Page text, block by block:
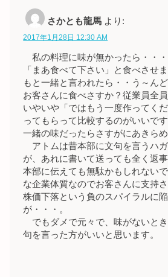
さかとも龍馬 より:
2017年1月28日 12:30 AM
私の料理に味が無かったら・・
「まあ食べて下さい」と食べさせ
もと一緒と言われたら・・う～ん
お客さんに食べさすか？従業員全
いやいや「ではもう一度作ってく
ってもらって比較するのがいいで
一緒の味だったらさすがにあきらめ
アトムは昔本部に文句を言うハ
が、あれに書いて送っても全く返
本部に伝えても無駄かもしれない
な企業体質なのでお客さんに支持
株価下落という負のスパイラルに
が・・・。
でもダメで元々で、味がないと
句を言った方がいいと思います。